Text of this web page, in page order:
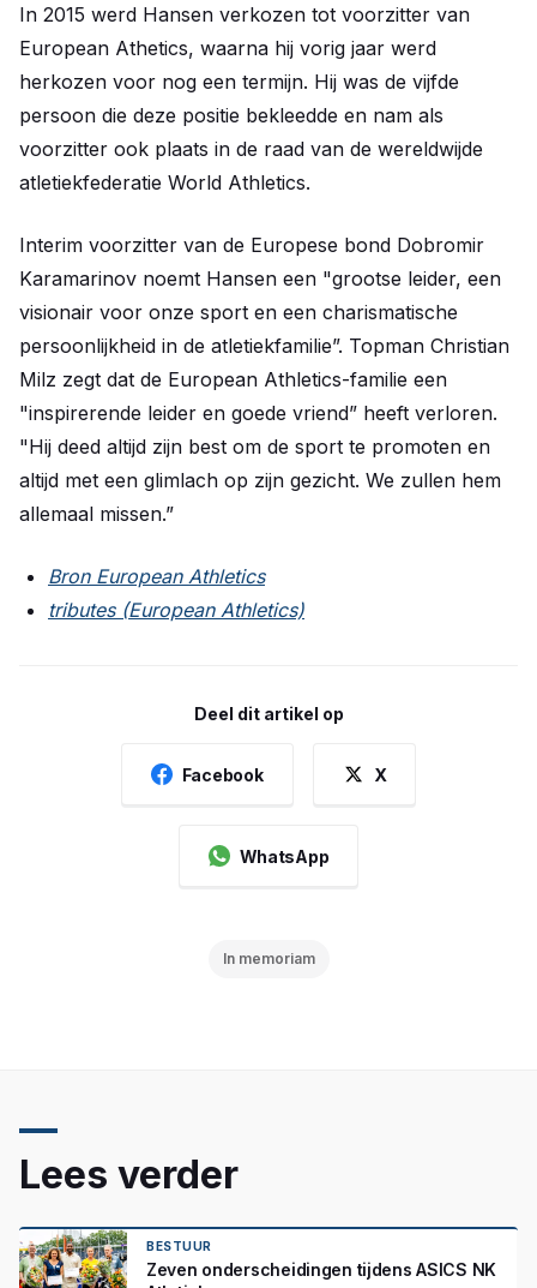
In 2015 werd Hansen verkozen tot voorzitter van
European Athetics, waarna hij vorig jaar werd
herkozen voor nog een termijn. Hij was de vijfde
persoon die deze positie bekleedde en nam als
voorzitter ook plaats in de raad van de wereldwijde
atletiekfederatie World Athletics.
Interim voorzitter van de Europese bond Dobromir
Karamarinov noemt Hansen een "grootse leider, een
visionair voor onze sport en een charismatische
persoonlijkheid in de atletiekfamilie”. Topman Christian
Milz zegt dat de European Athletics-familie een
"inspirerende leider en goede vriend” heeft verloren.
"Hij deed altijd zijn best om de sport te promoten en
altijd met een glimlach op zijn gezicht. We zullen hem
allemaal missen.”
Bron European Athletics
tributes (European Athletics)
Deel dit artikel op
Facebook X
WhatsApp
In memoriam
Lees verder
BESTUUR
Zeven onderscheidingen tijdens ASICS NK